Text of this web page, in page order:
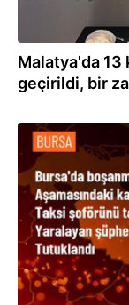
Malatya'da
geçirildi, bir
27.06.2024